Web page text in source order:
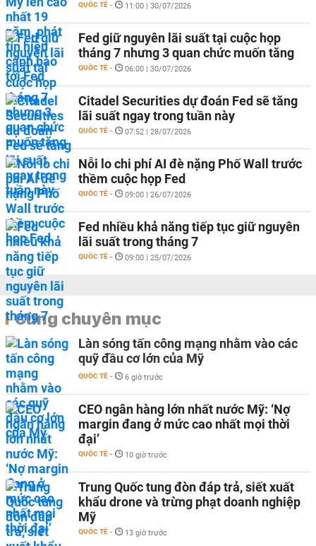
QUỐC TẾ - 11:00 | 30/07/2026
Fed giữ nguyên lãi suất tại cuộc họp
tháng 7 nhưng 3 quan chức muốn tăng
QUỐC TẾ - 06:00 | 30/07/2026
Citadel Securities dự đoán Fed sẽ tăng
lãi suất ngay trong tuần này
QUỐC TẾ - 07:52 | 28/07/2026
Nỗi lo chi phí AI đè nặng Phố Wall trước
thềm cuộc họp Fed
QUỐC TẾ - 09:00 | 26/07/2026
Fed nhiều khả năng tiếp tục giữ nguyên
lãi suất trong tháng 7
QUỐC TẾ - 09:00 | 25/07/2026
Cùng chuyên mục
Làn sóng tấn công mạng nhằm vào các
quỹ đầu cơ lớn của Mỹ
QUỐC TẾ - 6 giờ trước
CEO ngân hàng lớn nhất nước Mỹ: ‘Nợ
margin đang ở mức cao nhất mọi thời
đại’
QUỐC TẾ - 10 giờ trước
Trung Quốc tung đòn đáp trả, siết xuất
khẩu drone và trừng phạt doanh nghiệp
Mỹ
QUỐC TẾ - 13 giờ trước